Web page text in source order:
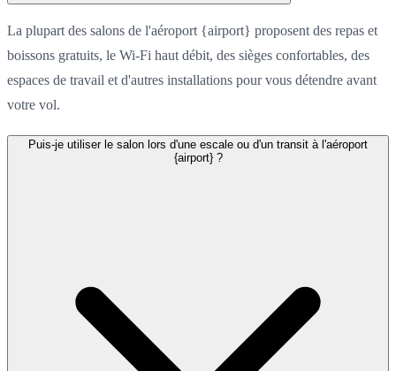
La plupart des salons de l'aéroport {airport} proposent des repas et
boissons gratuits, le Wi-Fi haut débit, des sièges confortables, des
espaces de travail et d'autres installations pour vous détendre avant
votre vol.
Puis-je utiliser le salon lors d'une escale ou d'un transit à l'aéroport
{airport} ?